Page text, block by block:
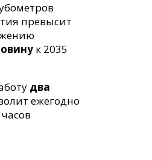
превысит
к 2035
два
ежегодно